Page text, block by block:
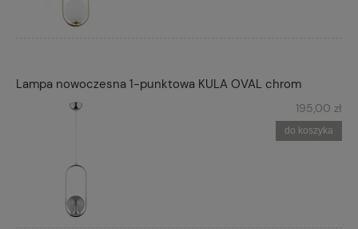
Lampa nowoczesna 1-punktowa KULA OVAL chrom
195,00 zł
do koszyka